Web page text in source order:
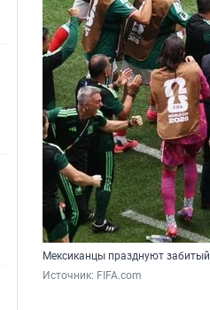
Мексиканцы празднуют
Источник: FIFA.com